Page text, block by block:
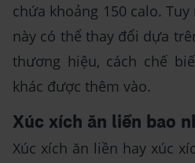
chứa khoảng 150 calo.
này có thể thay đổi dựa
thương hiệu, cách chế
khác được thêm vào.
Xúc xích ăn liền bao
Xúc xích ăn liền hay xúc